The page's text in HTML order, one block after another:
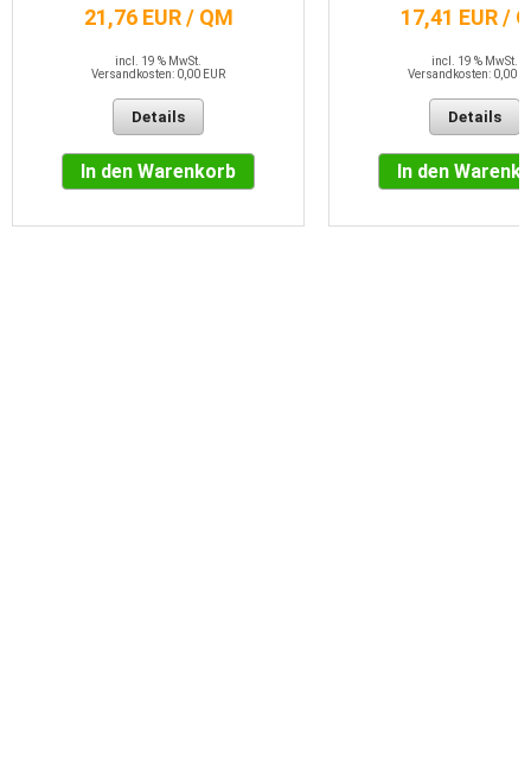
21,76 EUR / QM
incl. 19 % MwSt.
Versandkosten: 0,00 EUR
Details
In den Warenkorb
17,41 EUR /
incl. 19 % MwSt.
Versandkosten: 0,00
Details
In den